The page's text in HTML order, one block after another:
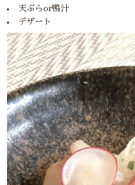
天ぷらor鴨汁
デザート